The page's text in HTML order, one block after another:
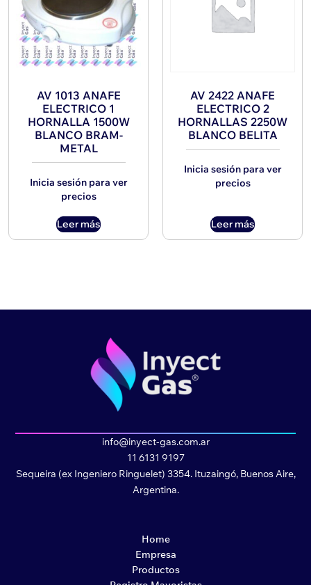
AV 1013 ANAFE
ELECTRICO 1
HORNALLA 1500W
BLANCO BRAM-
METAL
Inicia sesión para ver
precios
Leer más
AV 2422 ANAFE
ELECTRICO 2
HORNALLAS 2250W
BLANCO BELITA
Inicia sesión para ver
precios
Leer más
info@inyect-gas.com.ar
11 6131 9197
Sequeira (ex Ingeniero Ringuelet) 3354. Ituzaingó, Buenos Aire,
Argentina.
Home
Empresa
Productos